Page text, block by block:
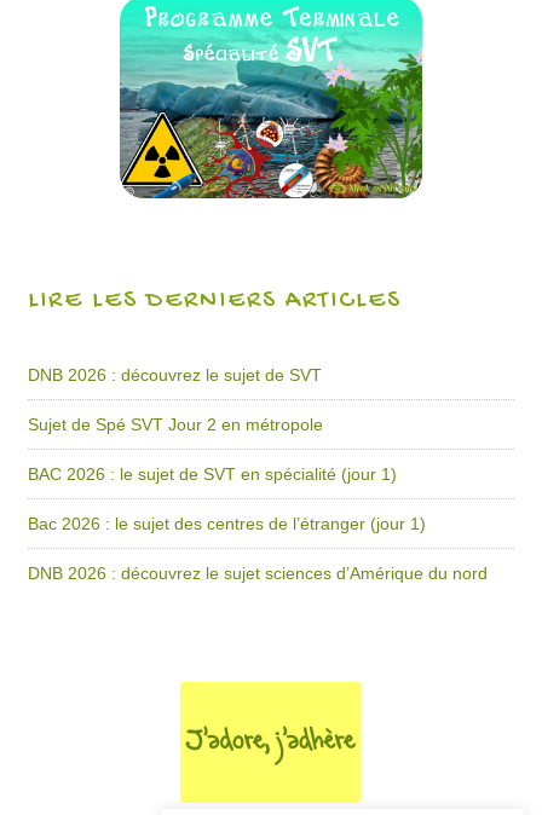
LIRE LES DERNIERS ARTICLES
DNB 2026 : découvrez le sujet de SVT
Sujet de Spé SVT Jour 2 en métropole
BAC 2026 : le sujet de SVT en spécialité (jour 1)
Bac 2026 : le sujet des centres de l’étranger (jour 1)
DNB 2026 : découvrez le sujet sciences d’Amérique du nord